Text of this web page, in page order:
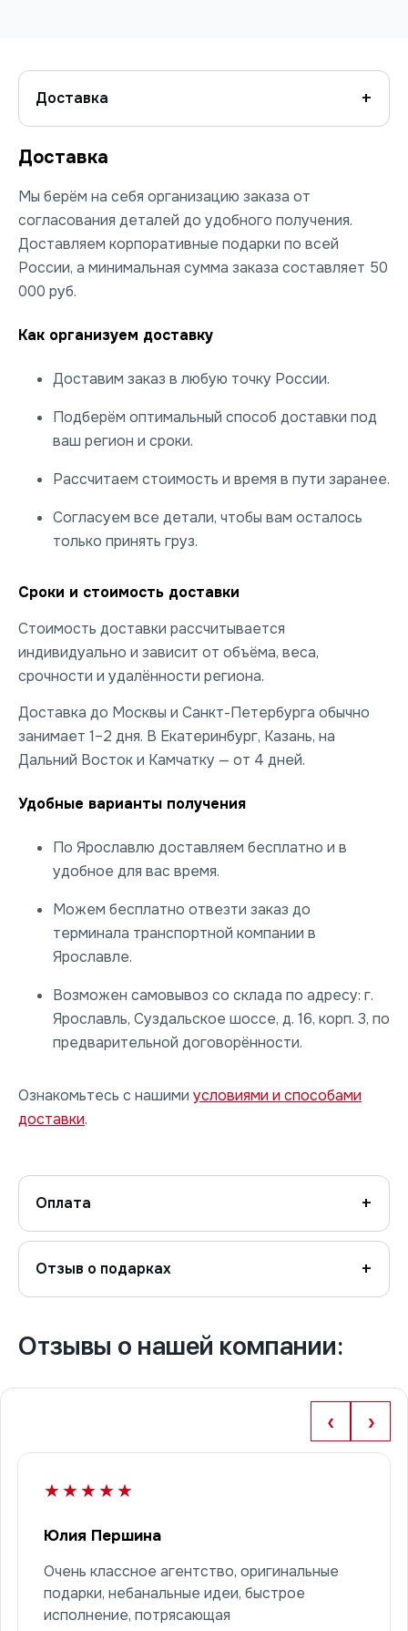
Доставка
Доставка
Мы берём на себя организацию заказа от
согласования деталей до удобного получения.
Доставляем корпоративные подарки по всей
России, а минимальная сумма заказа составляет 50
000 руб.
Как организуем доставку
Доставим заказ в любую точку России.
Подберём оптимальный способ доставки под
ваш регион и сроки.
Рассчитаем стоимость и время в пути заранее.
Согласуем все детали, чтобы вам осталось
только принять груз.
Сроки и стоимость доставки
Стоимость доставки рассчитывается
индивидуально и зависит от объёма, веса,
срочности и удалённости региона.
Доставка до Москвы и Санкт-Петербурга обычно
занимает 1–2 дня. В Екатеринбург, Казань, на
Дальний Восток и Камчатку — от 4 дней.
Удобные варианты получения
По Ярославлю доставляем бесплатно и в
удобное для вас время.
Можем бесплатно отвезти заказ до
терминала транспортной компании в
Ярославле.
Возможен самовывоз со склада по адресу: г.
Ярославль, Суздальское шоссе, д. 16, корп. 3, по
предварительной договорённости.
Ознакомьтесь с нашими условиями и способами
доставки.
Оплата
Отзыв о подарках
Отзывы о нашей компании:
‹ ›
★★★★★
Юлия Першина
Очень классное агентство, оригинальные
подарки, небанальные идеи, быстрое
исполнение, потрясающая